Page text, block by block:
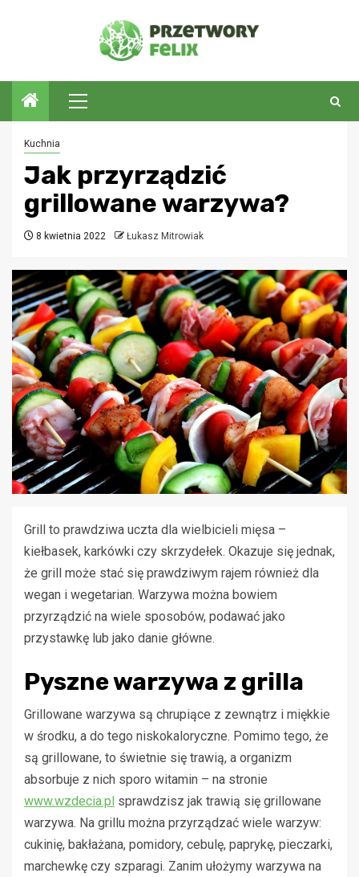
Menu
główne
Kuchnia
Jak przyrządzić
grillowane warzywa?
8 kwietnia 2022 Łukasz Mitrowiak
Grill to prawdziwa uczta dla wielbicieli mięsa –
kiełbasek, karkówki czy skrzydełek. Okazuje się jednak,
że grill może stać się prawdziwym rajem również dla
wegan i wegetarian. Warzywa można bowiem
przyrządzić na wiele sposobów, podawać jako
przystawkę lub jako danie główne.
Pyszne warzywa z grilla
Grillowane warzywa są chrupiące z zewnątrz i miękkie
w środku, a do tego niskokaloryczne. Pomimo tego, że
są grillowane, to świetnie się trawią, a organizm
absorbuje z nich sporo witamin – na stronie
www.wzdecia.pl sprawdzisz jak trawią się grillowane
warzywa. Na grillu można przyrządzać wiele warzyw:
cukinię, bakłażana, pomidory, cebulę, paprykę, pieczarki,
marchewkę czy szparagi. Zanim ułożymy warzywa na